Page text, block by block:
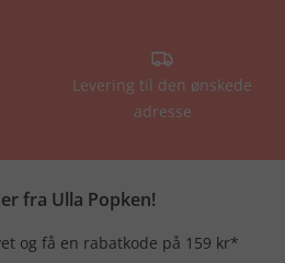
Levering til den ønskede
adresse
fra Ulla Popken!
og få en rabatkode på 159 kr*